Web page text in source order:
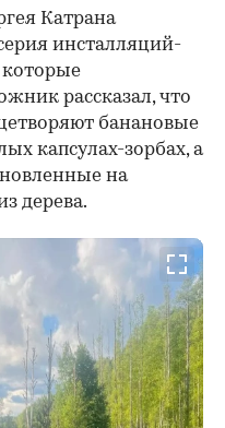
Катрана
инсталляций-
которые
рассказал, что
банановые
капсулах-зорбах, а
на
дерева.